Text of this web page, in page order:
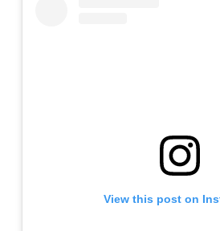
View this post on